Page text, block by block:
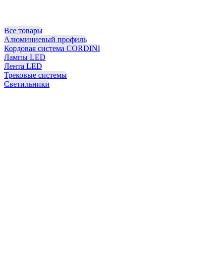
Все товары
Алюминиевый профиль
Кордовая система CORDINI
Лампы LED
Лента LED
Трековые системы
Светильники